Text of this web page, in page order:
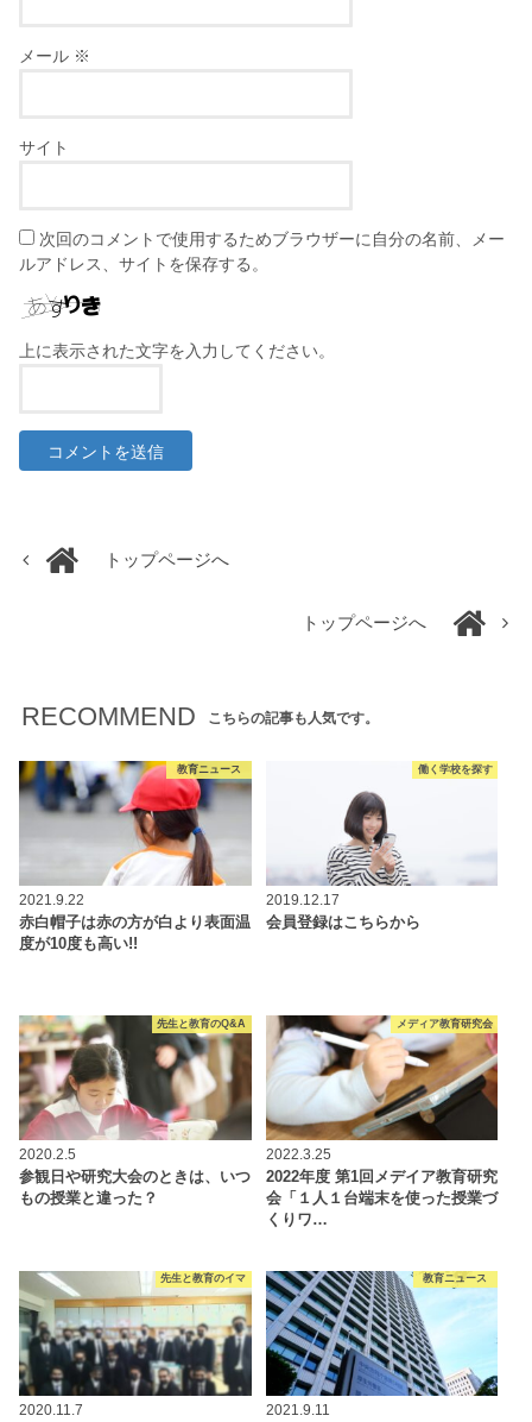
メール ※
サイト
次回のコメントで使用するためブラウザーに自分の名前、メー
ルアドレス、サイトを保存する。
上に表示された文字を入力してください。
トップページへ
トップページへ
RECOMMEND こちらの記事も人気です。
教育ニュース
2021.9.22
赤白帽子は赤の方が白より表面温
度が10度も高い!!
働く学校を探す
2019.12.17
会員登録はこちらから
先生と教育のQ&A
2020.2.5
参観日や研究大会のときは、いつ
もの授業と違った？
メディア教育研究会
2022.3.25
2022年度 第1回メデイア教育研究
会「１人１台端末を使った授業づ
くりワ…
先生と教育のイマ
2020.11.7
教育ニュース
2021.9.11